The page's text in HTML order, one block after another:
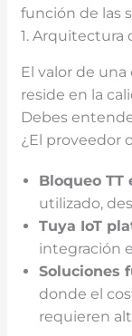
función de las
1. Arquitectura
El valor de
reside en la
Debes
¿El proveedor
Bloqueo TT
utilizado,
Tuya IoT
integración
Soluciones
donde el
requieren